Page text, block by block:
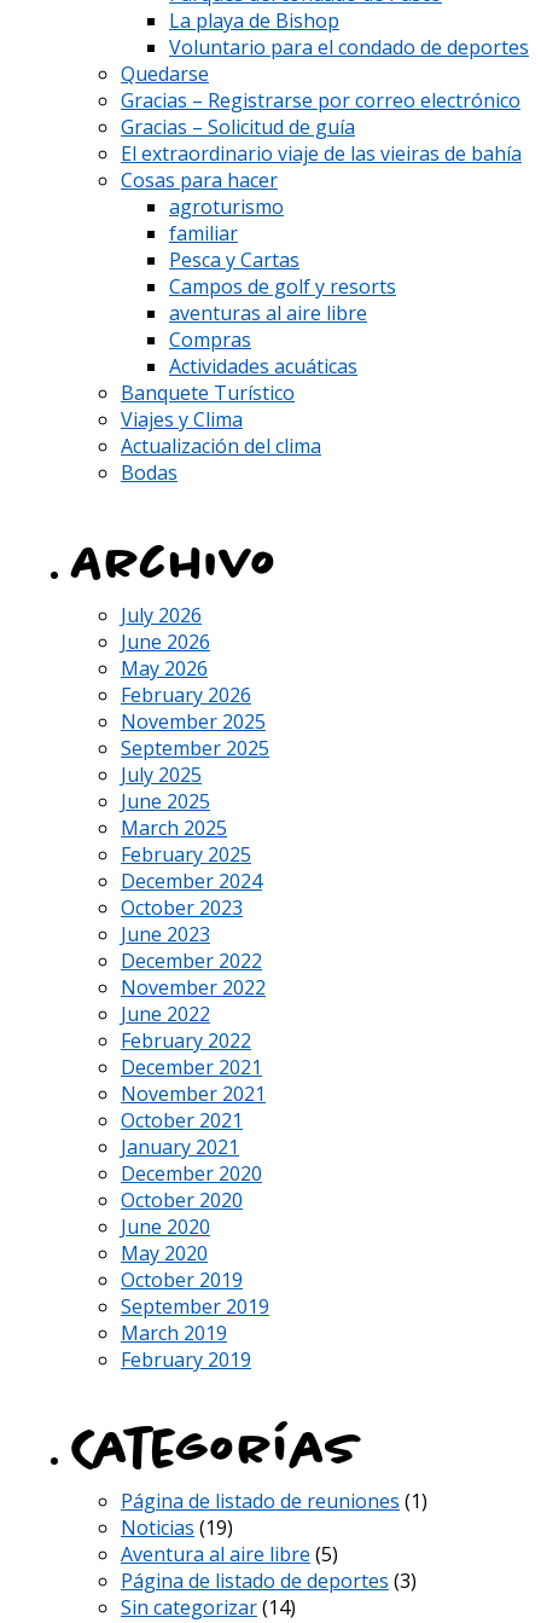
La playa de Bishop
Voluntario para el condado de deportes
Quedarse
Gracias – Registrarse por correo electrónico
Gracias – Solicitud de guía
El extraordinario viaje de las vieiras de bahía
Cosas para hacer
agroturismo
familiar
Pesca y Cartas
Campos de golf y resorts
aventuras al aire libre
Compras
Actividades acuáticas
Banquete Turístico
Viajes y Clima
Actualización del clima
Bodas
Archivo
July 2026
June 2026
May 2026
February 2026
November 2025
September 2025
July 2025
June 2025
March 2025
February 2025
December 2024
October 2023
June 2023
December 2022
November 2022
June 2022
February 2022
December 2021
November 2021
October 2021
January 2021
December 2020
October 2020
June 2020
May 2020
October 2019
September 2019
March 2019
February 2019
Categorías
Página de listado de reuniones (1)
Noticias (19)
Aventura al aire libre (5)
Página de listado de deportes (3)
Sin categorizar(14)